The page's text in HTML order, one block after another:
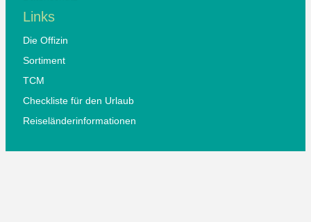
Links
Die Offizin
Sortiment
TCM
Checkliste für den Urlaub
Reiseländerinformationen